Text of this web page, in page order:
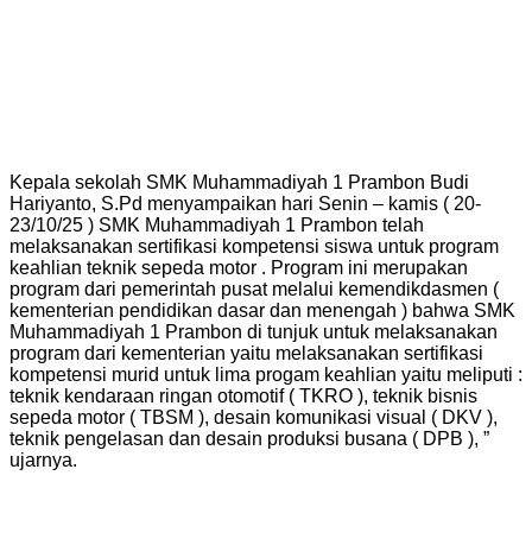
Kepala sekolah SMK Muhammadiyah 1 Prambon Budi
Hariyanto, S.Pd menyampaikan hari Senin – kamis ( 20-
23/10/25 ) SMK Muhammadiyah 1 Prambon telah
melaksanakan sertifikasi kompetensi siswa untuk program
keahlian teknik sepeda motor . Program ini merupakan
program dari pemerintah pusat melalui kemendikdasmen (
kementerian pendidikan dasar dan menengah ) bahwa SMK
Muhammadiyah 1 Prambon di tunjuk untuk melaksanakan
program dari kementerian yaitu melaksanakan sertifikasi
kompetensi murid untuk lima progam keahlian yaitu meliputi :
teknik kendaraan ringan otomotif ( TKRO ), teknik bisnis
sepeda motor ( TBSM ), desain komunikasi visual ( DKV ),
teknik pengelasan dan desain produksi busana ( DPB ), ”
ujarnya.